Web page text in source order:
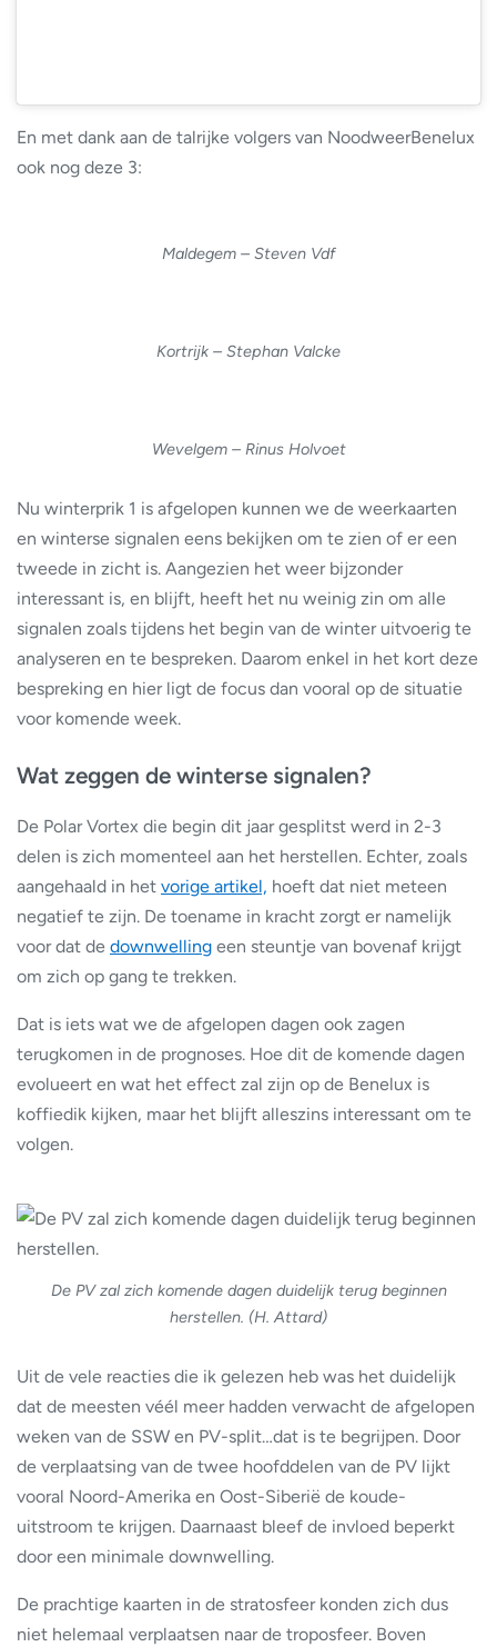
En met dank aan de talrijke volgers van NoodweerBenelux
ook nog deze 3:
Maldegem – Steven Vdf
Kortrijk – Stephan Valcke
Wevelgem – Rinus Holvoet
Nu winterprik 1 is afgelopen kunnen we de weerkaarten
en winterse signalen eens bekijken om te zien of er een
tweede in zicht is. Aangezien het weer bijzonder
interessant is, en blijft, heeft het nu weinig zin om alle
signalen zoals tijdens het begin van de winter uitvoerig te
analyseren en te bespreken. Daarom enkel in het kort deze
bespreking en hier ligt de focus dan vooral op de situatie
voor komende week.
Wat zeggen de winterse signalen?
De Polar Vortex die begin dit jaar gesplitst werd in 2-3
delen is zich momenteel aan het herstellen. Echter, zoals
aangehaald in het vorige artikel, hoeft dat niet meteen
negatief te zijn. De toename in kracht zorgt er namelijk
voor dat de downwelling een steuntje van bovenaf krijgt
om zich op gang te trekken.
Dat is iets wat we de afgelopen dagen ook zagen
terugkomen in de prognoses. Hoe dit de komende dagen
evolueert en wat het effect zal zijn op de Benelux is
koffiedik kijken, maar het blijft alleszins interessant om te
volgen.
De PV zal zich komende dagen duidelijk terug beginnen
herstellen. (H. Attard)
Uit de vele reacties die ik gelezen heb was het duidelijk
dat de meesten véél meer hadden verwacht de afgelopen
weken van de SSW en PV-split…dat is te begrijpen. Door
de verplaatsing van de twee hoofddelen van de PV lijkt
vooral Noord-Amerika en Oost-Siberië de koude-
uitstroom te krijgen. Daarnaast bleef de invloed beperkt
door een minimale downwelling.
De prachtige kaarten in de stratosfeer konden zich dus
niet helemaal verplaatsen naar de troposfeer. Boven